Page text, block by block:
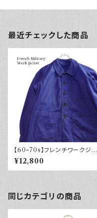
最近チェックした商品
【60~70s】フレンチワークジャ
ケット ミリタリー 軍 内タグ付き
¥12,800
同じカテゴリの商品